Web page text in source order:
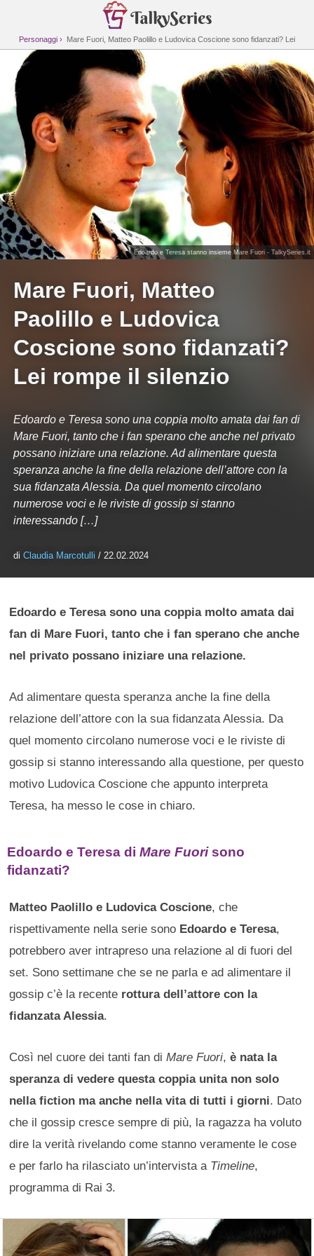
Personaggi
Mare Fuori, Matteo Paolillo e Ludovica Coscione sono fidanzati? Lei
rompe il silenzio
Edoardo e Teresa stanno insieme Mare Fuori - TalkySeries.it
Mare Fuori, Matteo
Paolillo e Ludovica
Coscione sono fidanzati?
Lei rompe il silenzio
Edoardo e Teresa sono una coppia molto amata dai fan di
Mare Fuori, tanto che i fan sperano che anche nel privato
possano iniziare una relazione. Ad alimentare questa
speranza anche la fine della relazione dell’attore con la
sua fidanzata Alessia. Da quel momento circolano
numerose voci e le riviste di gossip si stanno
interessando […]
diClaudia Marcotulli / 22.02.2024
Edoardo e Teresa sono una coppia molto amata dai
fan di Mare Fuori, tanto che i fan sperano che anche
nel privato possano iniziare una relazione.
Ad alimentare questa speranza anche la fine della
relazione dell’attore con la sua fidanzata Alessia. Da
quel momento circolano numerose voci e le riviste di
gossip si stanno interessando alla questione, per questo
motivo Ludovica Coscione che appunto interpreta
Teresa, ha messo le cose in chiaro.
Edoardo e Teresa di Mare Fuorisono
fidanzati?
Matteo Paolillo e Ludovica Coscione, che
rispettivamente nella serie sono Edoardo e Teresa,
potrebbero aver intrapreso una relazione al di fuori del
set. Sono settimane che se ne parla e ad alimentare il
gossip c’è la recente rottura dell’attore con la
fidanzata Alessia.
Così nel cuore dei tanti fan diMare Fuori,è nata la
speranza di vedere questa coppia unita non solo
nella fiction ma anche nella vita di tutti i giorni. Dato
che il gossip cresce sempre di più, la ragazza ha voluto
dire la verità rivelando come stanno veramente le cose
e per farlo ha rilasciato un’intervista a Timeline,
programma di Rai 3.